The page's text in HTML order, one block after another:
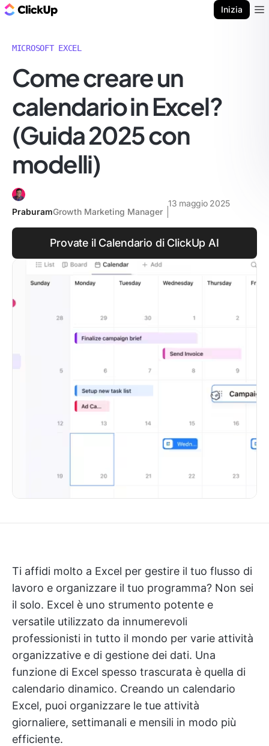
Inizia
MICROSOFT EXCEL
Come creare un
calendario in Excel?
(Guida 2025 con
modelli)
PraburamGrowth Marketing Manager
13 maggio 2025
Provate il Calendario di ClickUp AI
Ti affidi molto a Excel per gestire il tuo flusso di
lavoro e organizzare il tuo programma? Non sei
il solo. Excel è uno strumento potente e
versatile utilizzato da innumerevoli
professionisti in tutto il mondo per varie attività
organizzative e di gestione dei dati. Una
funzione di Excel spesso trascurata è quella di
calendario dinamico. Creando un calendario
Excel, puoi organizzare le tue attività
giornaliere, settimanali e mensili in modo più
efficiente.